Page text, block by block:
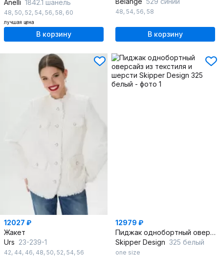
Anelli 1842.1 шанель
48, 50, 52, 54, 56, 58, 60
лучшая цена
В корзину
48, 54, 56, 58
В корзину
12027 ₽
Жакет
Urs 23-239-1
42, 44, 46, 48, 50, 52, 54, 56
12979 ₽
Пиджак однобортный оверсайз из текстиля и шерсти
Skipper Design 325 белый
one size